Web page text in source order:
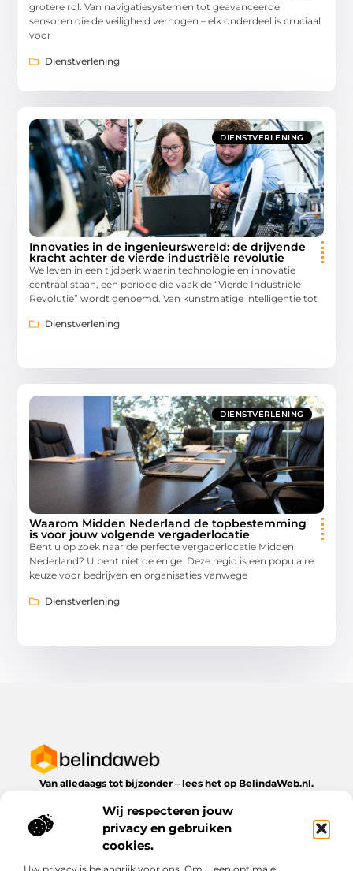
Wij respecteren jouw
privacy en gebruiken
cookies.
grotere rol. Van navigatiesystemen tot geavanceerde
sensoren die de veiligheid verhogen – elk onderdeel is cruciaal
voor
Dienstverlening
DIENSTVERLENING
Innovaties in de ingenieurswereld: de drijvende
kracht achter de vierde industriële revolutie
We leven in een tijdperk waarin technologie en innovatie
centraal staan, een periode die vaak de “Vierde Industriële
Revolutie” wordt genoemd. Van kunstmatige intelligentie tot
Dienstverlening
DIENSTVERLENING
Waarom Midden Nederland de topbestemming
is voor jouw volgende vergaderlocatie
Bent u op zoek naar de perfecte vergaderlocatie Midden
Nederland? U bent niet de enige. Deze regio is een populaire
keuze voor bedrijven en organisaties vanwege
Dienstverlening
Van alledaags tot bijzonder – lees het op BelindaWeb.nl.
dagelijks leven te bieden heeft.
Bericht categorie